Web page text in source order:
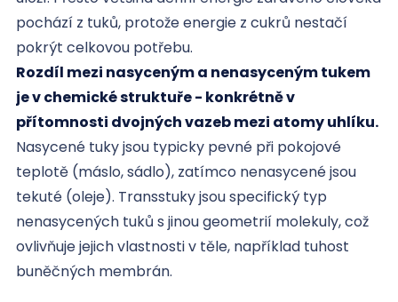
pochází z tuků, protože energie z cukrů nestačí
pokrýt celkovou potřebu.
Rozdíl mezi nasyceným a nenasyceným tukem
je v chemické struktuře - konkrétně v
přítomnosti dvojných vazeb mezi atomy uhlíku.
Nasycené tuky jsou typicky pevné při pokojové
teplotě (máslo, sádlo), zatímco nenasycené jsou
tekuté (oleje). Transstuky jsou specifický typ
nenasycených tuků s jinou geometrií molekuly, což
ovlivňuje jejich vlastnosti v těle, například tuhost
buněčných membrán.